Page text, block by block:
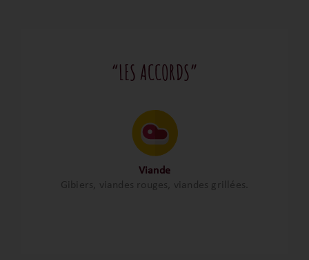
“LES ACCORDS”
Viande
Gibiers, viandes rouges, viandes grillées.